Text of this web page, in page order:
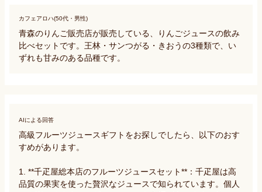
カフェアロハ(50代・男性)
青森のりんご販売店が販売している、りんごジュースの飲み
比べセットです。王林・サンつがる・きおうの3種類で、い
ずれも甘みのある品種です。
AIによる回答
高級フルーツジュースギフトをお探しでしたら、以下のおす
すめがあります。
1. **千疋屋総本店のフルーツジュースセット**：千疋屋は高
品質の果実を使った贅沢なジュースで知られています。個人